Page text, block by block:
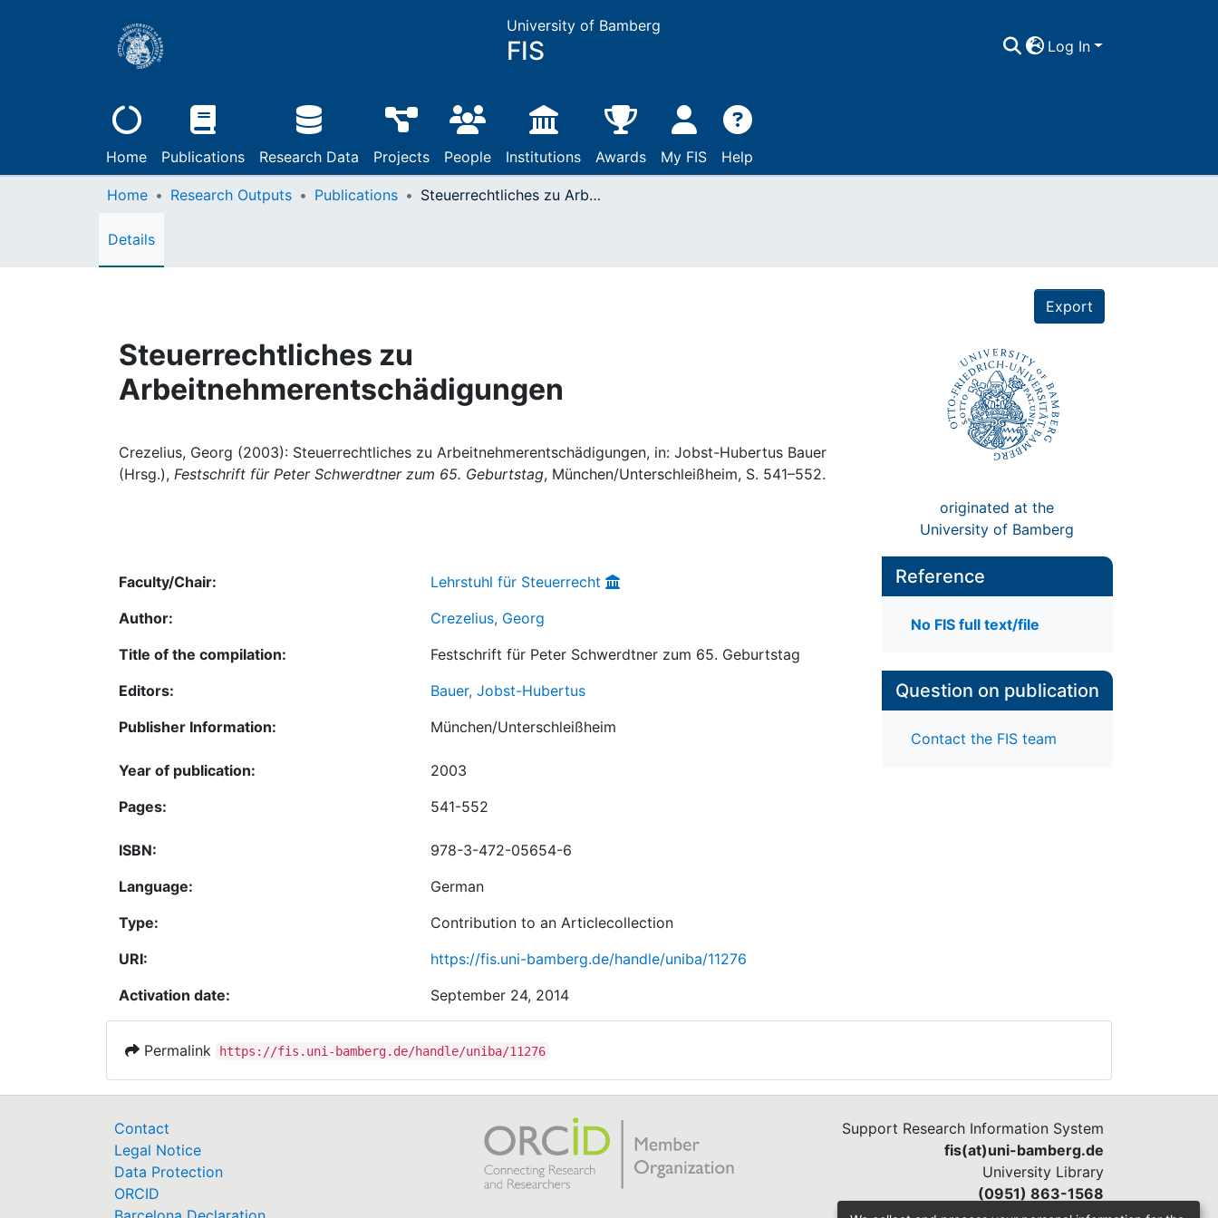
University of Bamberg
FIS Log In
Home Publications Research Data Projects People Institutions Awards My FIS Help
Home Research Outputs Publications Steuerrechtliches zu Arbeitnehmerentschädigungen
Details
Export
Steuerrechtliches zu
Arbeitnehmerentschädigungen
Crezelius, Georg (2003): Steuerrechtliches zu Arbeitnehmerentschädigungen, in: Jobst-Hubertus Bauer
(Hrsg.), Festschrift für Peter Schwerdtner zum 65. Geburtstag, München/Unterschleißheim, S. 541–552.
originated at the
University of Bamberg
Faculty/Chair:
Lehrstuhl für Steuerrecht
Author:
Crezelius, Georg
Title of the compilation:
Festschrift für Peter Schwerdtner zum 65. Geburtstag
Editors:
Bauer, Jobst-Hubertus
Publisher Information:
München/Unterschleißheim
Year of publication:
2003
Pages:
541-552
ISBN:
978-3-472-05654-6
Language:
German
Type:
Contribution to an Articlecollection
URI:
https://fis.uni-bamberg.de/handle/uniba/11276
Activation date:
September 24, 2014
Reference
No FIS full text/file
Question on publication
Contact the FIS team
Permalink https://fis.uni-bamberg.de/handle/uniba/11276
Contact
Legal Notice
Data Protection
ORCID
Support Research Information System
fis(at)uni-bamberg.de
University Library
(0951) 863-1568